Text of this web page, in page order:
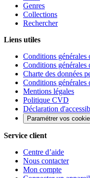
Genres
Collections
Rechercher
Liens utiles
Conditions générales
Conditions générales
Charte des données
Conditions générales
Mentions légales
Politique CVD
Déclaration
Paramétrer vos
Service client
Centre d’aide
Nous contacter
Mon compte